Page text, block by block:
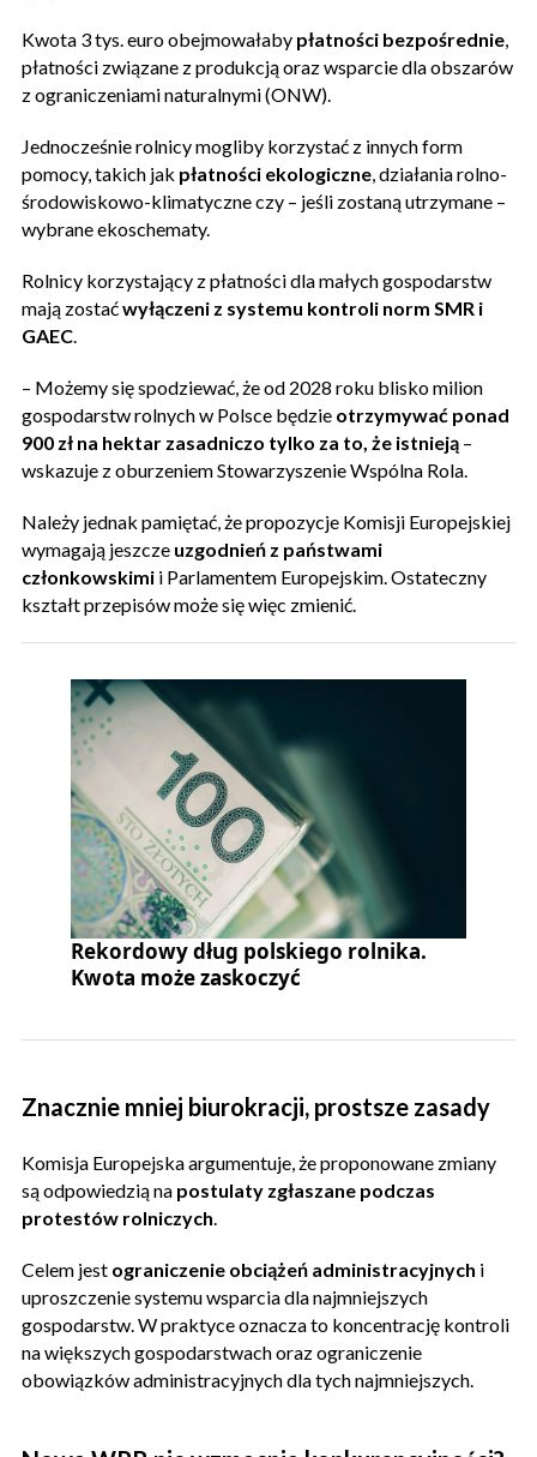
Kwota 3 tys. euro obejmowałaby płatności bezpośrednie
płatności związane z produkcją oraz wsparcie dla obszarów
z ograniczeniami naturalnymi (ONW).
Jednocześnie rolnicy mogliby korzystać z innych form
pomocy, takich jak płatności ekologiczne , działania rolno-
środowiskowo-klimatyczne czy – jeśli zostaną utrzymane –
wybrane ekoschematy.
Rolnicy korzystający z płatności dla małych gospodarstw
mają zostaćwyłączeni z systemu kontroli norm SMR i
GAEC
– Możemy się spodziewać, że od 2028 roku blisko milion
gospodarstw rolnych w Polsce będzie otrzymywać ponad
900 zł na hektar zasadniczo tylko za to, że istnieją –
wskazuje z oburzeniem Stowarzyszenie Wspólna Rola.
Należy jednak pamiętać, że propozycje Komisji Europejskiej
wymagają jeszcze uzgodnień z państwami
członkowskimi i Parlamentem Europejskim. Ostateczny
kształt przepisów może się więc zmienić.
Rekordowy dług polskiego rolnika.
Kwota może zaskoczyć
Znacznie mniej biurokracji, prostsze zasady
Komisja Europejska argumentuje, że proponowane zmiany
są odpowiedzią na postulaty zgłaszane podczas
protestów rolniczych
Celem jest ograniczenie obciążeń administracyjnych i
uproszczenie systemu wsparcia dla najmniejszych
gospodarstw. W praktyce oznacza to koncentrację kontroli
na większych gospodarstwach oraz ograniczenie
obowiązków administracyjnych dla tych najmniejszych.